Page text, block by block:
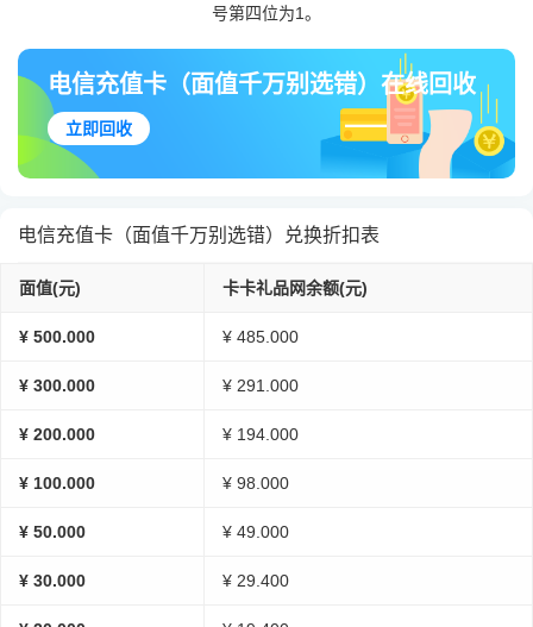
号第四位为1。
电信充值卡（面值千万别选错）在线回收
立即回收
电信充值卡（面值千万别选错）兑换折扣表
面值(元) 卡卡礼品网余额(元)
¥ 500.000 ¥ 485.000
¥ 300.000 ¥ 291.000
¥ 200.000 ¥ 194.000
¥ 100.000 ¥ 98.000
¥ 50.000 ¥ 49.000
¥ 30.000 ¥ 29.400